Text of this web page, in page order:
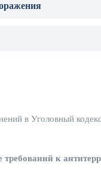
в Уголовный
к